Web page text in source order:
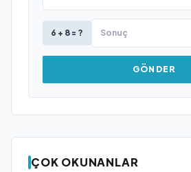
6 + 8 = ?
GÖNDER
ÇOK OKUNANLAR